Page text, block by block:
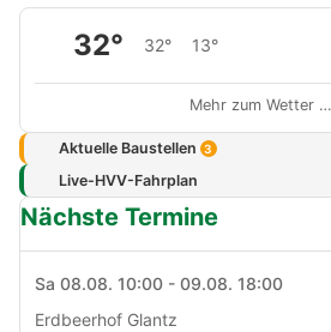
32° 32° 13°
Mehr zum Wetter …
Aktuelle Baustellen 3
Live-HVV-Fahrplan
Nächste Termine
Sa 08.08. 10:00 - 09.08. 18:00
Erdbeerhof Glantz